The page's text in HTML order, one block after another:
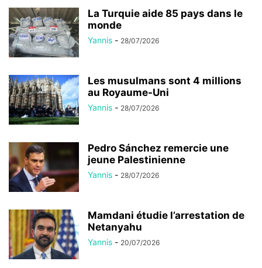
La Turquie aide 85 pays dans le
monde
Yannis - 28/07/2026
Les musulmans sont 4 millions
au Royaume-Uni
Yannis - 28/07/2026
Pedro Sánchez remercie une
jeune Palestinienne
Yannis - 28/07/2026
Mamdani étudie l’arrestation de
Netanyahu
Yannis - 20/07/2026